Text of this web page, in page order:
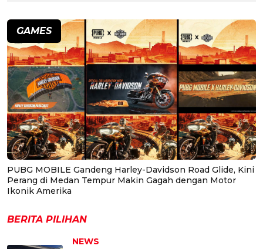
GAMES
PUBG MOBILE Gandeng Harley-Davidson Road Glide, Kini
Perang di Medan Tempur Makin Gagah dengan Motor
Ikonik Amerika
BERITA PILIHAN
NEWS